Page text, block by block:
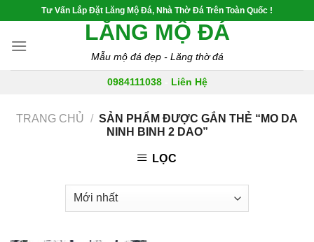
content
Tư Vấn Lắp Đặt Lăng Mộ Đá, Nhà Thờ Đá Trên Toàn Quốc !
LĂNG MỘ ĐÁ
Mẫu mộ đá đẹp - Lăng thờ đá
0984111038- Liên Hệ
TRANG CHỦ / SẢN PHẨM ĐƯỢC GẮN THẺ “MO DA
NINH BINH 2 DAO”
LỌC